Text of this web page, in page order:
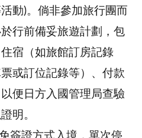
動)。倘非參加旅行團而
行前備妥旅遊計劃，包
宿（如旅館訂房記錄
或訂位記錄等）、付款
便日方入國管理局查驗
明。